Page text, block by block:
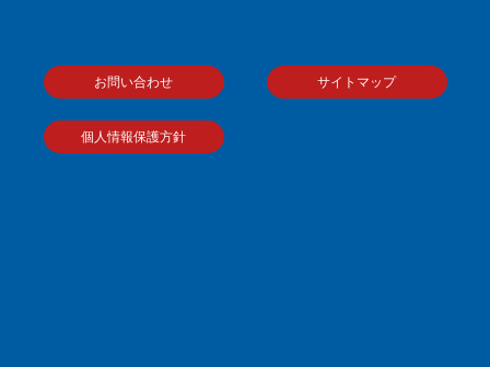
お問い合わせ サイトマップ
個人情報保護方針